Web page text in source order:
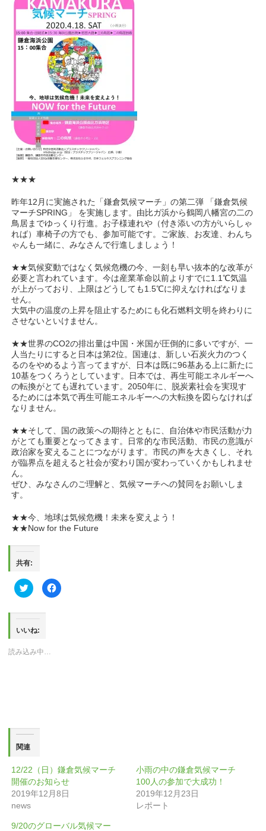
★★★
昨年12月に実施された「鎌倉気候マーチ」の第二弾 「鎌倉気候
マーチSPRING」 を実施します。由比ガ浜から鶴岡八幡宮の二の
鳥居までゆっくり行進。お子様連れや（付き添いの方がいらしゃ
れば）車椅子の方でも、参加可能です。ご家族、お友達、わんち
ゃんも一緒に、みなさんで行進しましょう！
★★気候変動ではなく気候危機の今、一刻も早い抜本的な改革が
必要と言われています。今は産業革命以前よりすでに1.1℃気温
が上がっており、上限はどうしても1.5℃に抑えなければなりま
せん。
大気中の温度の上昇を阻止するためにも化石燃料文明を終わりに
させないといけません。
★★世界のCO2の排出量は中国・米国が圧倒的に多いですが、一
人当たりにすると日本は第2位。国連は、新しい石炭火力のつく
るのをやめるよう言ってますが、日本は既に96基ある上に新たに
10基をつくろうとしています。日本では、再生可能エネルギーへ
の転換がとても遅れています。2050年に、脱炭素社会を実現す
るためには本気で再生可能エネルギーへの大転換を図らなければ
なりません。
★★そして、国の政策への期待とともに、自治体や市民活動が力
がとても重要となってきます。日常的な市民活動、市民の意識が
政治家を変えることにつながります。市民の声を大きくし、それ
が臨界点を超えると社会が変わり国が変わっていくかもしれませ
ん。
ぜひ、みなさんのご理解と、気候マーチへの賛同をお願いしま
す。
★★今、地球は気候危機！未来を変えよう！
★★Now for the Future
共有:
ク
リ
し
て
Twitter
で
有
(新
き
ま
す)
Facebook
で
ウ
で
開
き
ま
す)
いいね:
読み込み中…
関連
12/22（日）鎌倉気候マーチ
開催のお知らせ
2019年12月8日
news
小雨の中の鎌倉気候マーチ
100人の参加で大成功！
2019年12月23日
レポート
9/20のグローバル気候マー